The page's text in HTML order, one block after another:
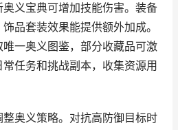
义宝典可增加技能伤害。装备
品套装效果能提供额外加成。
一奥义图鉴，部分收藏品可激
任务和挑战副本，收集资源用
奥义策略。对抗高防御目标时